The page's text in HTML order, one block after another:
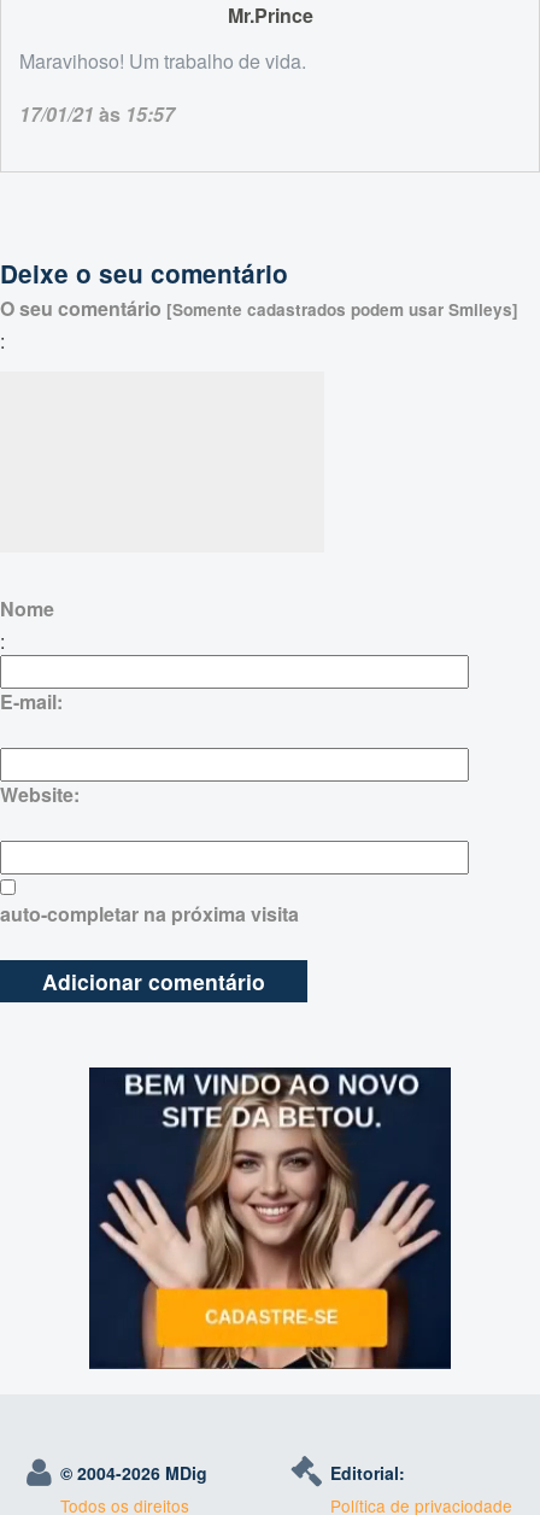
Mr.Prince
Maravihoso! Um trabalho de vida.
17/01/21 às 15:57
Deixe o seu comentário
O seu comentário [Somente cadastrados podem usar Smileys]
:
Nome
:
E-mail:
Website:
auto-completar na próxima visita
© 2004-2026 MDig
Todos os direitos
Editorial:
Política de privaciodade